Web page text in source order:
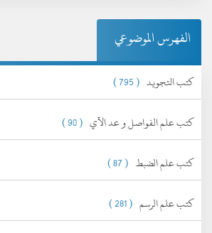
الفهرس الموضوعي
كتب التجويد ( 795 )
كتب علم الفواصل و عد الآي ( 90 )
كتب علم الضبط ( 87 )
كتب علم الرسم ( 281 )